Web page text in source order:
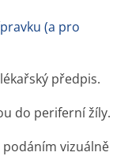
(a pro
předpis.
do periferní žíly.
vizuálně